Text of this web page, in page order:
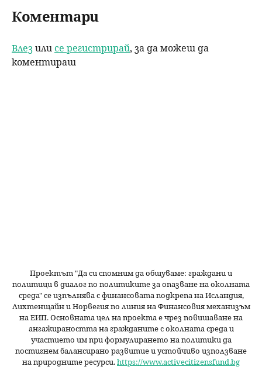
Коментари
Влезили се регистрирай, за да можеш да
коментираш
Проектът "Да си спомним да общуваме: граждани и
политици в диалог по политиките за опазване на околната
среда" се изпълнява с финансовата подкрепа на Исландия,
Лихтенщайн и Норвегия по линия на Финансовия механизъм
на ЕИП. Основната цел на проекта е чрез повишаване на
ангажираността на гражданите с околната среда и
участието им при формулирането на политики да
постигнем балансирано развитие и устойчиво използване
на природните ресурси.https://www.activecitizensfund.bg